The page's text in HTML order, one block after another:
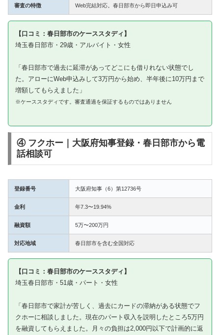
審査の特徴 Web完結対応。春日部市から即日申込み可
【口コミ：春日部市のケーススタディ】
埼玉春日部市・29歳・アルバイト・女性
「春日部市で過去に延滞があってどこにも借りれない状態でし
た。アローにWeb申込みして3万円から始め、半年後に10万円まで
増額してもらえました」
※ケーススタディです。審査通過を保証するものではありません
④ フクホー｜大阪府知事登録・春日部市から電
話相談可
登録番号 大阪府知事（6）第12736号
金利 年7.3〜19.94%
融資額 5万〜200万円
対応地域 春日部市を含む全国対応
【口コミ：春日部市のケーススタディ】
埼玉春日部市・51歳・パート・女性
「春日部市で家計が苦しく、過去にカードの滞納がある状態でフ
クホーに相談しました。現在のパート収入を説明したところ5万円
を融資してもらえました。月々の負担は2,000円以下で計画的に返